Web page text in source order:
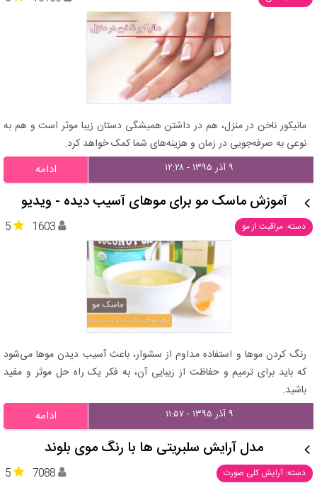
مانیکور ناخن در منزل، هم در داشتن همیشگی دستان زیبا موثر است و هم به
نوعی به صرفه‌جویی در زمان و هزینه‌های شما کمک خواهد کرد.
۹ آذر ۱۳۹۵ - ۱۲:۲۸ ادامه
آموزش ماسک مو برای موهای آسیب‌ دیده - ویدیو
دسته: مراقبت از مو 5 1603
رنگ کردن موها و استفاده مداوم از سشوار، باعث آسیب دیدن موها می‌شود
که باید برای ترمیم و حفاظت از زیبایی آن، به فکر یک راه حل موثر و مفید
باشید.
۹ آذر ۱۳۹۵ - ۱۱:۵۷ ادامه
مدل آرایش سلبریتی ها با رنگ موی بلوند
دسته: آرایش کلی صورت 5 7088